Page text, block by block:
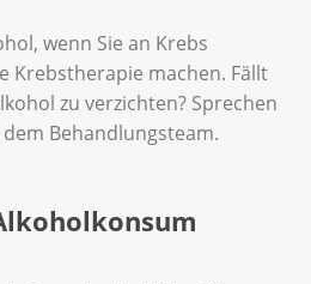
wenn Sie an Krebs
Krebstherapie machen. Fällt
zu verzichten? Sprechen
Behandlungsteam.